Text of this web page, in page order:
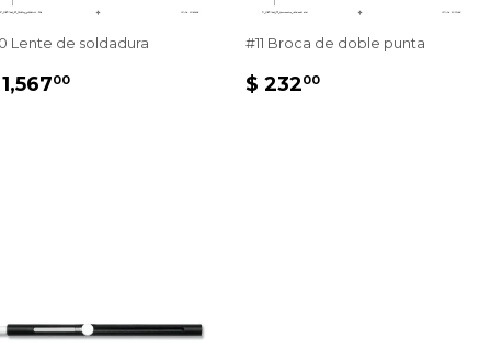
Lente de soldadura
00
#11 Broca de doble punta
PRECIO
$ 23200